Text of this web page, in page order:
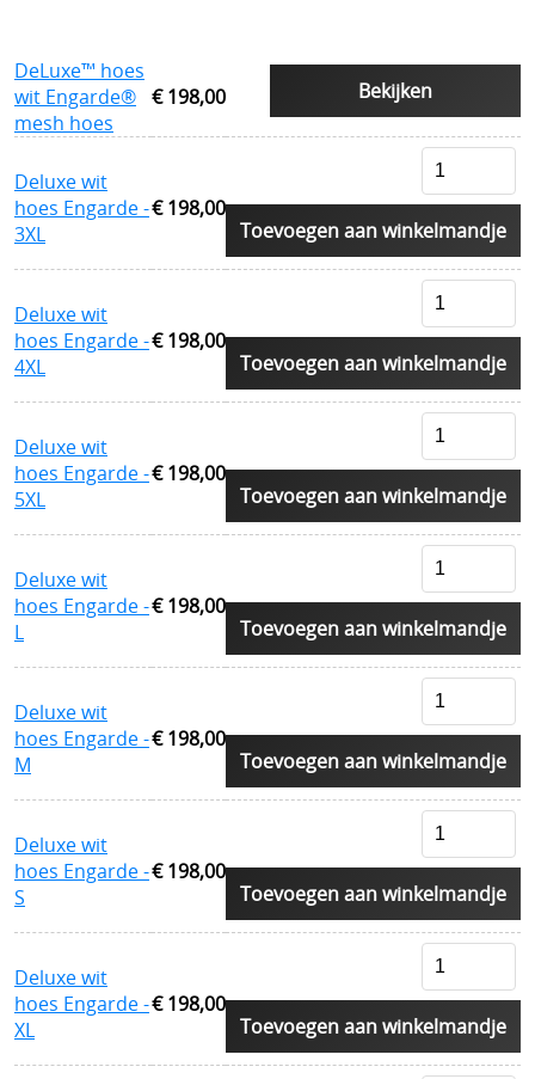
SECURITY uitrusting
MILITAIRE uitrusting
NOODPAKKET BELGIE
Survival shop belgie
CRISIS survival shop
Jachtkledij
Persoonlijke bescherming Afrika reizen
Voetbalsupporters
Buitenhoezen kogelwerende vesten
Beschermende pakketten voor in kogel en
steekwerend vest
Allerlei
Veelgestelde vragen - FAQ - Vragen en antwoorden
MERKEN
==================
DeLuxe™ hoes
wit Engarde®
mesh hoes
€ 198,00 Bekijken
Deluxe wit
hoes Engarde -
3XL
€ 198,00
Toevoegen aan winkelmandje
Deluxe wit
hoes Engarde -
4XL
€ 198,00
Toevoegen aan winkelmandje
Deluxe wit
hoes Engarde -
5XL
€ 198,00
Toevoegen aan winkelmandje
Deluxe wit
hoes Engarde -
L
€ 198,00
Toevoegen aan winkelmandje
Deluxe wit
hoes Engarde -
M
€ 198,00
Toevoegen aan winkelmandje
Deluxe wit
hoes Engarde -
S
€ 198,00
Toevoegen aan winkelmandje
Deluxe wit
hoes Engarde -
XL
€ 198,00
Toevoegen aan winkelmandje